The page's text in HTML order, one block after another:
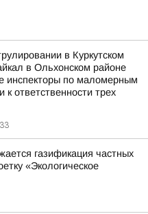
в Куркутском
в Ольхонском районе
инспекторы по маломерным
к ответственности трех
газификация частных
«Экологическое